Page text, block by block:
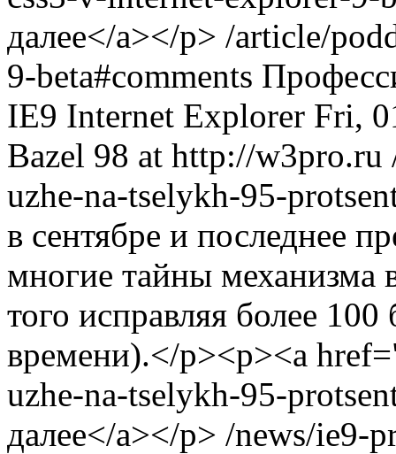
далее</a></p> /article/
9-beta#comments
IE9 Internet Explorer Fri,
Bazel 98 at http://w3pro.ru
uzhe-na-tselykh-95-
в сентябре и последнее
многие тайны механизма
того исправляя более
времени).</p><p><a
uzhe-na-tselykh-95-
далее</a></p> /news/ie9-